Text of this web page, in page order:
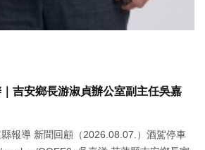
吉安鄉長游淑貞辦公室副主任吳嘉
報導 新聞回顧（2026.08.07.）酒駕停車